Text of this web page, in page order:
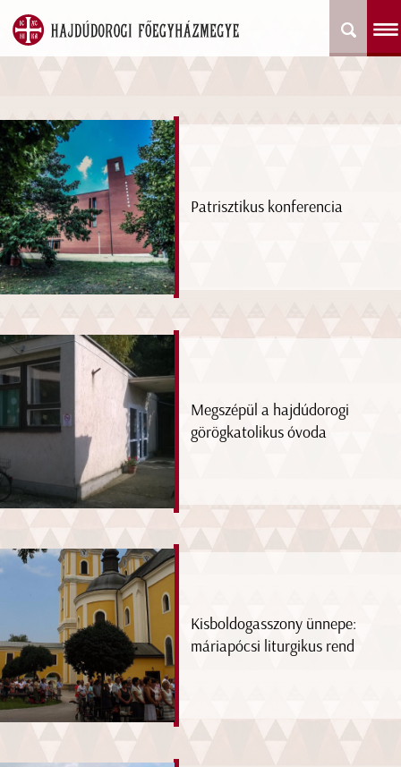
Patrisztikus konferencia
Megszépül a hajdúdorogi
görögkatolikus óvoda
Kisboldogasszony ünnepe:
máriapócsi liturgikus rend